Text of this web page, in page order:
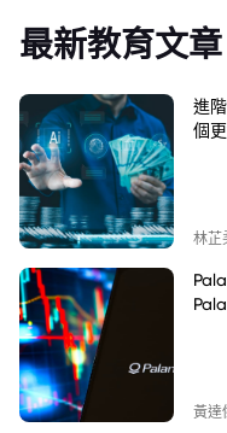
最新教育文章
進
個
林芷
黃達